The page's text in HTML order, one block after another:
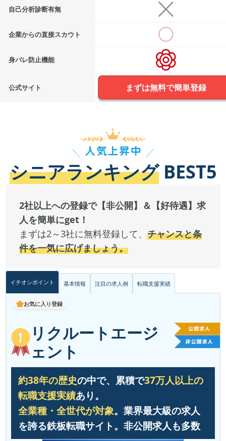
自己分析診断有無
企業からの直接スカウト
身バレ防止機能
公式サイト まずは無料で簡単登録
シニアランキング BEST5
2社以上への登録で【非公開】＆【好待遇】求
人を簡単にget！
まずは2～3社に無料登録して、チャンスと条
件を一気に広げましょう。
イチオシポイント 基本情報 注目の求人例 転職支援実績
お気に入り登録
リクルートエージ
ェント
約38年の歴史の中で、累積で37万人以上の
転職支援実績あり。
全業種・全世代が対象。業界最大級の求人
を誇る鉄板転職サイト。非公開求人も多数